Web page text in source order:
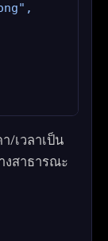
/เวลาเป็น
สาธารณะ